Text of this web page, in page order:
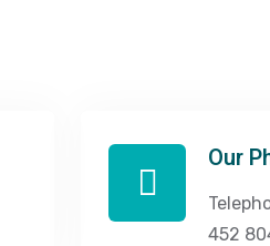
Our
452